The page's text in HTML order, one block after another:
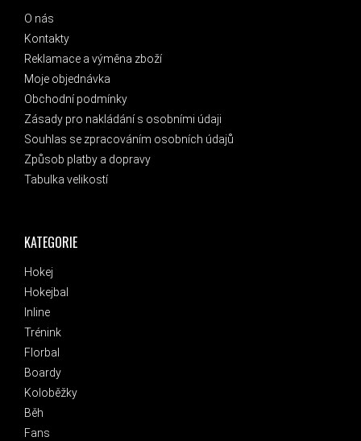
KATEGORIE
Hokej
Hokejbal
Inline
Trénink
Florbal
Boardy
Koloběžky
Běh
Fans
O nás
Kontakty
Reklamace a výměna zboží
Moje objednávka
Obchodní podmínky
Zásady pro nakládání s osobními údaji
Souhlas se zpracováním osobních údajů
Způsob platby a dopravy
Tabulka velikostí